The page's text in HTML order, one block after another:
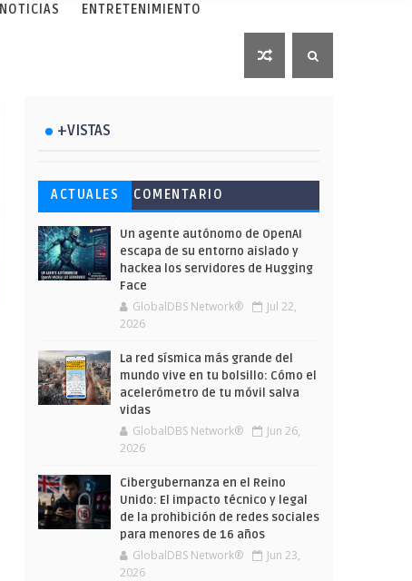
NOTICIAS ENTRETENIMIENTO
+VISTAS
Esto ha ocurrido cuando una
gran web ha dejado a la IA
escribir sobre Star Wars
Ahorra y compra de oferta:
Cuándo es más barato
comprar en Shein
Microsoft lanza unos cursos
gratuitos y limitados para
que te formes este verano
ACTUALES
COMENTARIO
Un agente autónomo de OpenAI
escapa de su entorno aislado y
hackea los servidores de Hugging
Face
GlobalDBS Network®
Jul 22,
2026
La red sísmica más grande del
mundo vive en tu bolsillo: Cómo el
acelerómetro de tu móvil salva
vidas
GlobalDBS Network®
Jun 26,
2026
Cibergubernanza en el Reino
Unido: El impacto técnico y legal
de la prohibición de redes sociales
para menores de 16 años
GlobalDBS Network®
Jun 23,
2026